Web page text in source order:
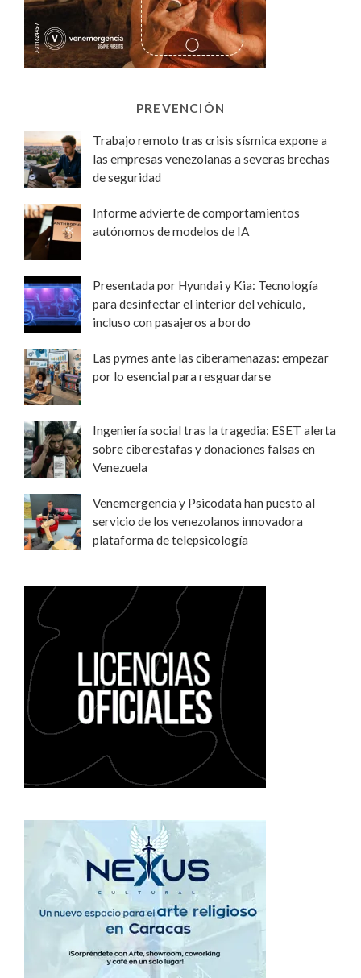
PREVENCIÓN
Trabajo remoto tras crisis sísmica expone a
las empresas venezolanas a severas brechas
de seguridad
Informe advierte de comportamientos
autónomos de modelos de IA
Presentada por Hyundai y Kia: Tecnología
para desinfectar el interior del vehículo,
incluso con pasajeros a bordo
Las pymes ante las ciberamenazas: empezar
por lo esencial para resguardarse
Ingeniería social tras la tragedia: ESET alerta
sobre ciberestafas y donaciones falsas en
Venezuela
Venemergencia y Psicodata han puesto al
servicio de los venezolanos innovadora
plataforma de telepsicología